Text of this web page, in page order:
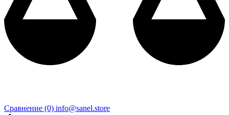
Сравнение (0) info@sanel.store